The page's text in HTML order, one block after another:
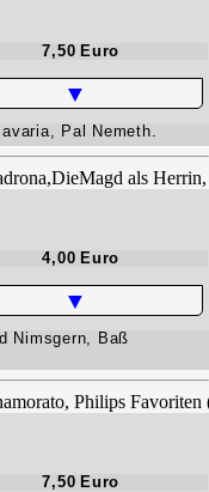
7,50 Euro
▼
Pal Nemeth.
4,00 Euro
▼
Nimsgern, Baß
7,50 Euro